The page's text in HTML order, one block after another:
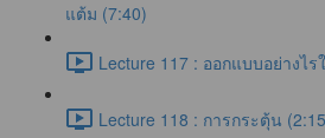
แต้ม (7:40)
Lecture 117 : ออกแบบอย่างไ
Lecture 118 : การกระตุ้น